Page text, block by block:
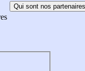
Qui sont nos